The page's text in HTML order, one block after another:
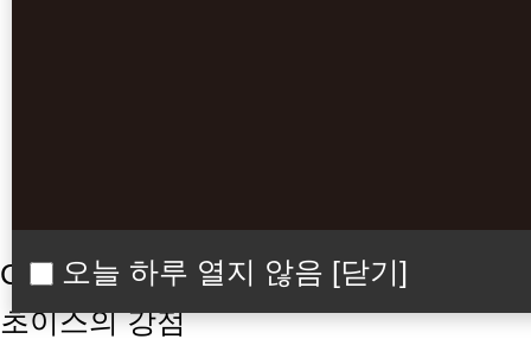
오늘 하루 열지 않음 [닫기]
CHOIS DERMATOLOGY ADVANTAGE
초이스의 강점